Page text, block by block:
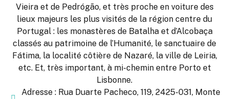
Vieira et de Pedrógão, et très proche en voiture des
lieux majeurs les plus visités de la région centre du
Portugal : les monastères de Batalha et d’Alcobaça
classés au patrimoine de l’Humanité, le sanctuaire de
Fátima, la localité côtière de Nazaré, la ville de Leiria,
etc. Et, très important, à mi-chemin entre Porto et
Lisbonne.
Adresse : Rua Duarte Pacheco, 119, 2425-031, Monte